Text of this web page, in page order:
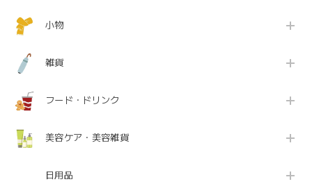
小物
雑貨
フード・ドリンク
美容ケア・美容雑貨
日用品